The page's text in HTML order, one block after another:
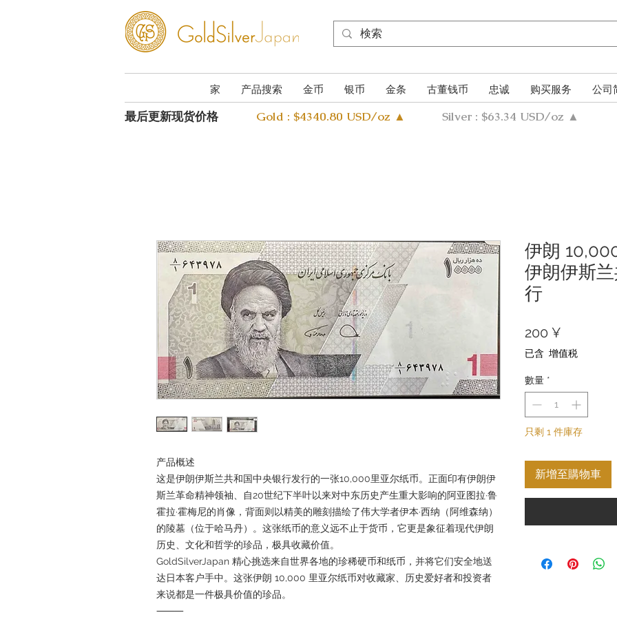
家 产品搜索 金币 银币 金条 古董钱币 忠诚 购买服务 公司
最后更新现货价格 Gold : $4340.80 USD/oz ▲ Silver : $63.34 USD/oz ▲
产品概述
这是伊朗伊斯兰共和国中央银行发行的一张10,000里亚尔纸币。正面印有伊朗伊
斯兰革命精神领袖、自20世纪下半叶以来对中东历史产生重大影响的阿亚图拉·鲁
霍拉·霍梅尼的肖像，背面则以精美的雕刻描绘了伟大学者伊本·西纳（阿维森纳）
的陵墓（位于哈马丹）。这张纸币的意义远不止于货币，它更是象征着现代伊朗
历史、文化和哲学的珍品，极具收藏价值。
GoldSilverJapan 精心挑选来自世界各地的珍稀硬币和纸币，并将它们安全地送
达日本客户手中。这张伊朗 10,000 里亚尔纸币对收藏家、历史爱好者和投资者
来说都是一件极具价值的珍品。
⸻
伊朗
伊朗伊斯
行
200 ¥
格
已含 增值税
數量 *
只剩 1 件庫存
新增至購物車